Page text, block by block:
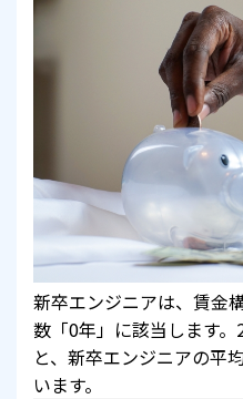
新卒エンジニアは、賃金
数「0年」に該当します
と、新卒エンジニアの平
います。